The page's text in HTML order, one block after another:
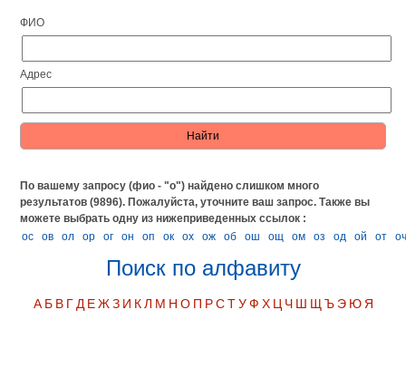
ФИО
Адрес
По вашему запросу (фио - "о") найдено слишком много
результатов (9896). Пожалуйста, уточните ваш запрос.Также вы
можете выбрать одну из нижеприведенных ссылок :
ос
ов ол ор ог он оп ок ох ож об ош ощ ом оз од ой от
Поиск по алфавиту
А Б В Г Д Е Ж З И К Л М Н О П Р С Т У Ф Х Ц Ч Ш Щ Ъ Э Ю Я